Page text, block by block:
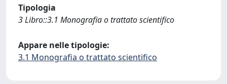
Tipologia
3 Libro::3.1 Monografia o trattato scientifico
Appare nelle tipologie:
3.1 Monografia o trattato scientifico